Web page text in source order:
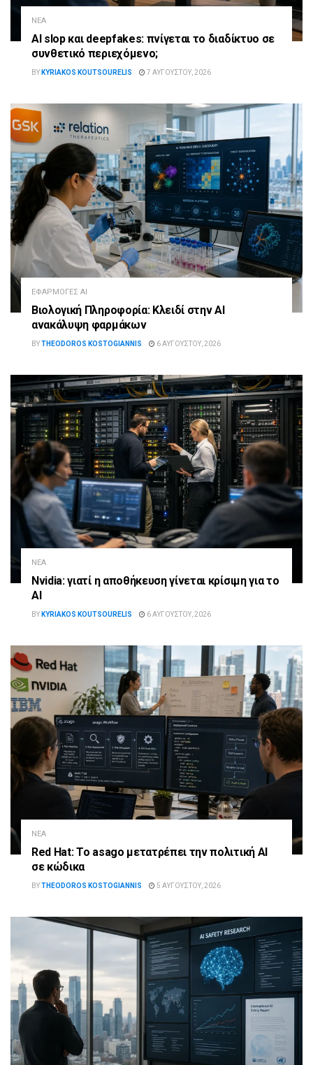
ΝΈΑ
AI slop και deepfakes: πνίγεται το διαδίκτυο σε
συνθετικό περιεχόμενο;
BY KYRIAKOS KOUTSOURELIS 7 ΑΥΓΟΎΣΤΟΥ, 2026
ΕΦΑΡΜΟΓΈΣ AI
Βιολογική Πληροφορία: Κλειδί στην AI
ανακάλυψη φαρμάκων
BYTHEODOROS KOSTOGIANNIS 6 ΑΥΓΟΎΣΤΟΥ, 2026
ΝΈΑ
Nvidia: γιατί η αποθήκευση γίνεται κρίσιμη για το
AI
BY KYRIAKOS KOUTSOURELIS 6 ΑΥΓΟΎΣΤΟΥ, 2026
ΝΈΑ
Red Hat: Το asago μετατρέπει την πολιτική AI
σε κώδικα
BYTHEODOROS KOSTOGIANNIS 5 ΑΥΓΟΎΣΤΟΥ, 2026